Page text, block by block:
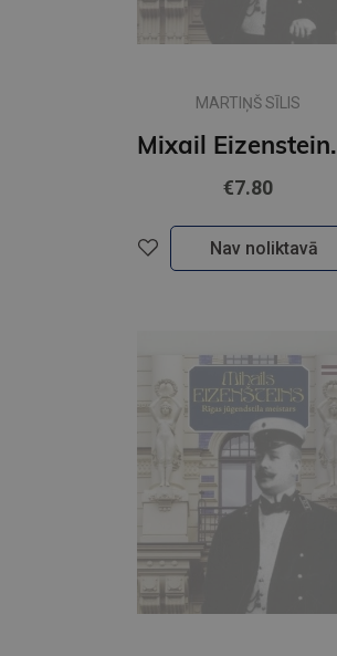
MARTIŅŠ SĪLIS
€7.80
Nav noliktavā